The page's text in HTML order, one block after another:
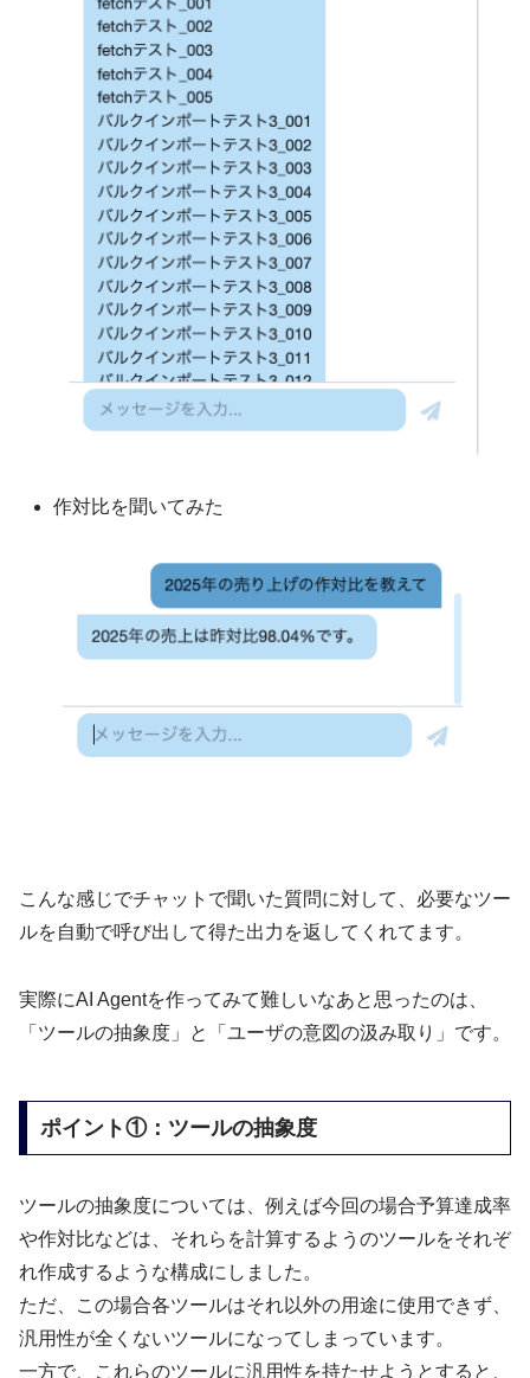
作対比を聞いてみた
こんな感じでチャットで聞いた質問に対して、必要なツー
ルを自動で呼び出して得た出力を返してくれてます。
実際にAI Agentを作ってみて難しいなあと思ったのは、
「ツールの抽象度」と「ユーザの意図の汲み取り」です。
ポイント①：ツールの抽象度
ツールの抽象度については、例えば今回の場合予算達成率
や作対比などは、それらを計算するようのツールをそれぞ
れ作成するような構成にしました。
ただ、この場合各ツールはそれ以外の用途に使用できず、
汎用性が全くないツールになってしまっています。
一方で、これらのツールに汎用性を持たせようとすると、